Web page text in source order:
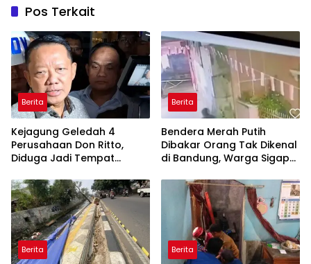
Pos Terkait
Berita
Kejagung Geledah 4
Perusahaan Don Ritto,
Diduga Jadi Tempat
Jampidsus Febrie
Berita
Bendera Merah Putih
Dibakar Orang Tak Dikenal
di Bandung, Warga Sigap
Berita Berita